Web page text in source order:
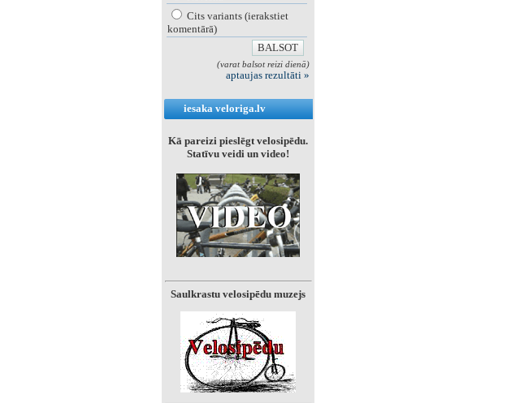
Cits variants (ierakstiet
komentārā)
(varat balsot reizi dienā)
aptaujas rezultāti »
iesaka veloriga.lv
Kā pareizi pieslēgt velosipēdu.
Statīvu veidi un video!
Saulkrastu velosipēdu muzejs